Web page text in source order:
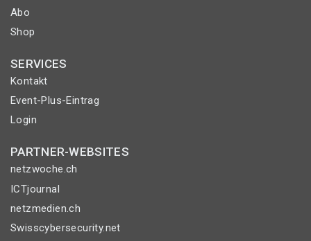
Abo
Shop
SERVICES
Kontakt
Event-Plus-Eintrag
Login
PARTNER-WEBSITES
netzwoche.ch
ICTjournal
netzmedien.ch
Swisscybersecurity.net